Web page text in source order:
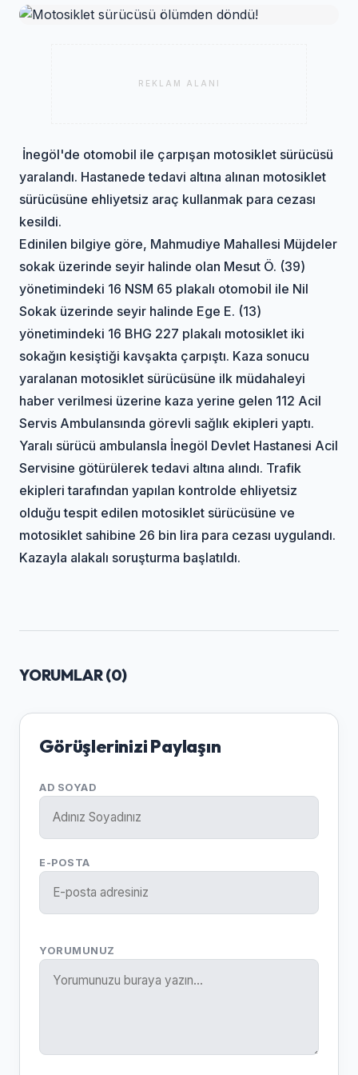
REKLAM ALANI
İnegöl'de otomobil ile çarpışan motosiklet sürücüsü
yaralandı. Hastanede tedavi altına alınan motosiklet
sürücüsüne ehliyetsiz araç kullanmak para cezası
kesildi.
Edinilen bilgiye göre, Mahmudiye Mahallesi Müjdeler
sokak üzerinde seyir halinde olan Mesut Ö. (39)
yönetimindeki 16 NSM 65 plakalı otomobil ile Nil
Sokak üzerinde seyir halinde Ege E. (13)
yönetimindeki 16 BHG 227 plakalı motosiklet iki
sokağın kesiştiği kavşakta çarpıştı. Kaza sonucu
yaralanan motosiklet sürücüsüne ilk müdahaleyi
haber verilmesi üzerine kaza yerine gelen 112 Acil
Servis Ambulansında görevli sağlık ekipleri yaptı.
Yaralı sürücü ambulansla İnegöl Devlet Hastanesi Acil
Servisine götürülerek tedavi altına alındı. Trafik
ekipleri tarafından yapılan kontrolde ehliyetsiz
olduğu tespit edilen motosiklet sürücüsüne ve
motosiklet sahibine 26 bin lira para cezası uygulandı.
Kazayla alakalı soruşturma başlatıldı.
YORUMLAR (0)
Görüşlerinizi Paylaşın
AD SOYAD
E-POSTA
YORUMUNUZ